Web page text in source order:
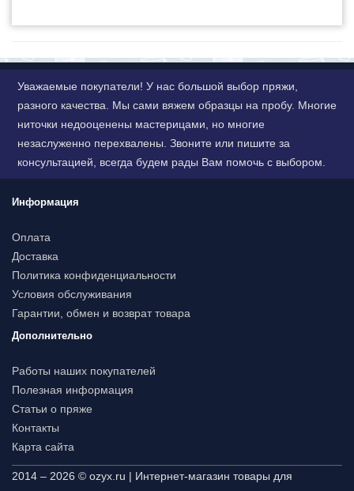
Уважаемые покупатели! У нас большой выбор пряжи,
разного качества. Мы сами вяжем образцы на пробу. Многие
ниточки недооценены мастерицами, но многие
незаслуженно перехвалены. Звоните или пишите за
консультацией, всегда будем рады Вам помочь с выбором.
Информация
Оплата
Доставка
Политика конфиденциальности
Условия обслуживания
Гарантии, обмен и возврат товара
Дополнительно
Работы наших покупателей
Полезная информация
Статьи о пряже
Контакты
Карта сайта
2014 – 2026 © ozyx.ru | Интернет-магазин товары для